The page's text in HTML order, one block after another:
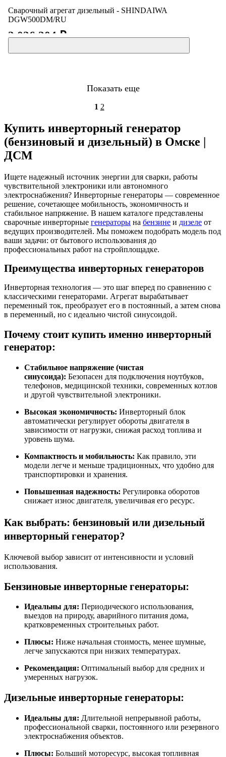
Сварочный агрегат дизельный - SHINDAIWA
DGW500DM/RU
2 026 204 ₽
Показать еще
1 2
Купить инверторный генератор
(бензиновый и дизельный) в Омске |
ДСМ
Ищете надежный источник энергии для сварки, работы
чувствительной электроники или автономного
электроснабжения? Инверторные генераторы — современное
решение, сочетающее мобильность, экономичность и
стабильное напряжение. В нашем каталоге представлены
сварочные инверторные генераторы на бензине и дизеле от
ведущих производителей. Мы поможем подобрать модель под
ваши задачи: от бытового использования до
профессиональных работ на стройплощадке.
Преимущества инверторных генераторов
Инверторная технология — это шаг вперед по сравнению с
классическими генераторами. Агрегат вырабатывает
переменный ток, преобразует его в постоянный, а затем снова
в переменный, но с идеально чистой синусоидой.
Почему стоит купить именно инверторный
генератор:
Стабильное напряжение (чистая
синусоида): Безопасен для подключения ноутбуков,
телефонов, медицинской техники, современных котлов
и другой чувствительной электроники.
Высокая экономичность: Инверторный блок
автоматически регулирует обороты двигателя в
зависимости от нагрузки, снижая расход топлива и
уровень шума.
Компактность и мобильность: Как правило, эти
модели легче и меньше традиционных, что удобно для
транспортировки и хранения.
Повышенная надежность: Регулировка оборотов
снижает износ двигателя, увеличивая его ресурс.
Как выбрать: бензиновый или дизельный
инверторный генератор?
Ключевой выбор зависит от интенсивности и условий
использования.
Бензиновые инверторные генераторы:
Идеальны для: Периодического использования,
выездов на природу, аварийного питания дома,
кратковременных строительных работ.
Плюсы: Ниже начальная стоимость, менее шумные,
легче запускаются при низких температурах.
Рекомендация: Оптимальный выбор для средних и
умеренных нагрузок.
Дизельные инверторные генераторы:
Идеальны для: Длительной непрерывной работы,
профессиональной сварки, постоянного или резервного
электроснабжения объектов.
Плюсы: Больший моторесурс, высокая топливная